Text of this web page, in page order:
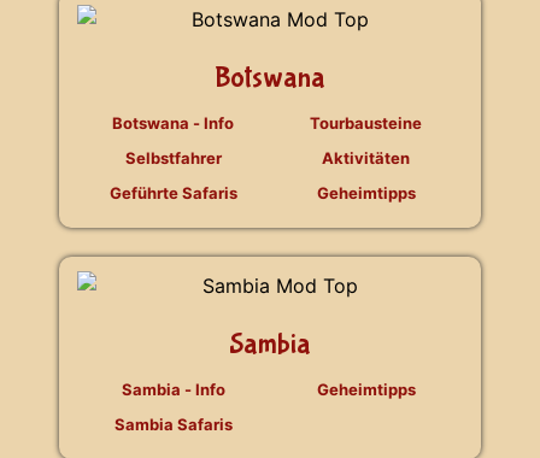
Botswana
Botswana - Info
Selbstfahrer
Geführte Safaris
Tourbausteine
Aktivitäten
Geheimtipps
Sambia
Sambia - Info
Sambia Safaris
Geheimtipps